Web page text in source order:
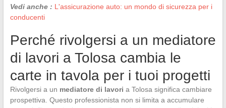
Vedi anche : L'assicurazione auto: un mondo di sicurezza per i
conducenti
Perché rivolgersi a un mediatore
di lavori a Tolosa cambia le
carte in tavola per i tuoi progetti
Rivolgersi a un mediatore di lavori a Tolosa significa cambiare
prospettiva. Questo professionista non si limita a accumulare